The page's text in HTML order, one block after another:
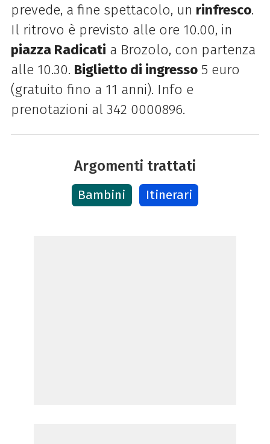
prevede, a fine spettacolo, un rinfresco.
Il ritrovo è previsto alle ore 10.00, in
piazza Radicati a Brozolo, con partenza
alle 10.30. Biglietto di ingresso5 euro
(gratuito fino a 11 anni). Info e
prenotazioni al 342 0000896.
Argomenti trattati
Bambini Itinerari